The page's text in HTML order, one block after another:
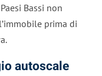
Bassi non
prima di
autoscale